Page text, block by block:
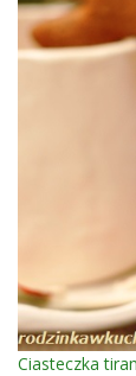
Ciasteczka